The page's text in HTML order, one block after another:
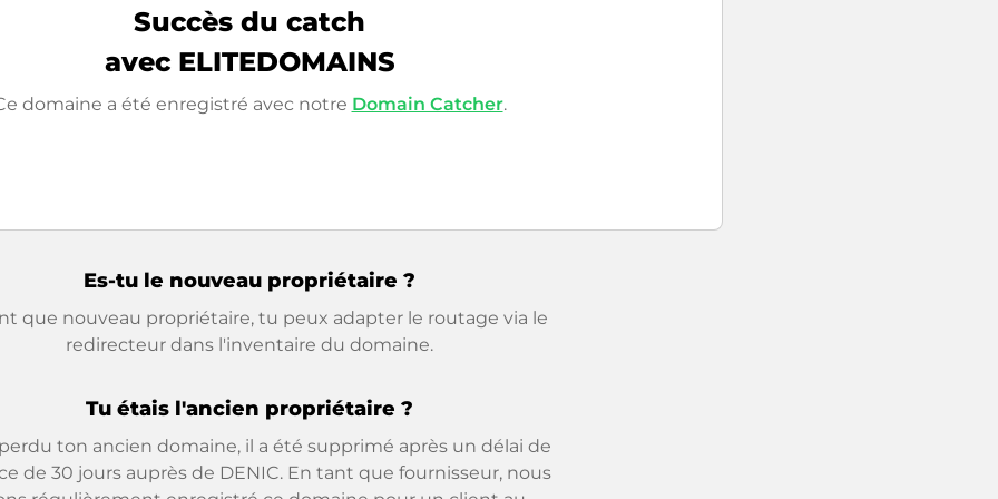
Succès du catch
avec ELITEDOMAINS
domaine a été enregistré avec notre Domain Catcher.
Es-tu le nouveau propriétaire ?
que nouveau propriétaire, tu peux adapter le routage via le
redirecteur dans l'inventaire du domaine.
Tu étais l'ancien propriétaire ?
ton ancien domaine, il a été supprimé après un délai de
de 30 jours auprès de DENIC. En tant que fournisseur, nous